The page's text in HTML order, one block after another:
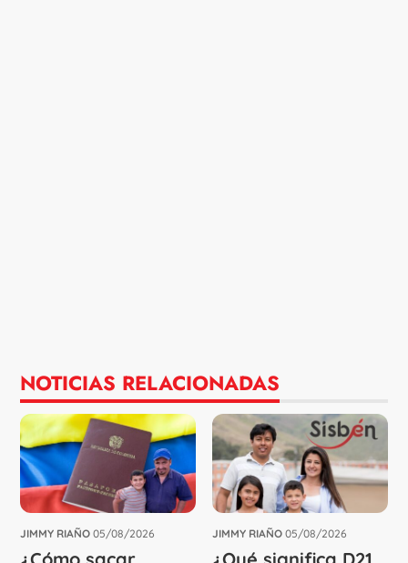
NOTICIAS RELACIONADAS
JIMMY RIAÑO 05/08/2026 JIMMY RIAÑO 05/08/2026